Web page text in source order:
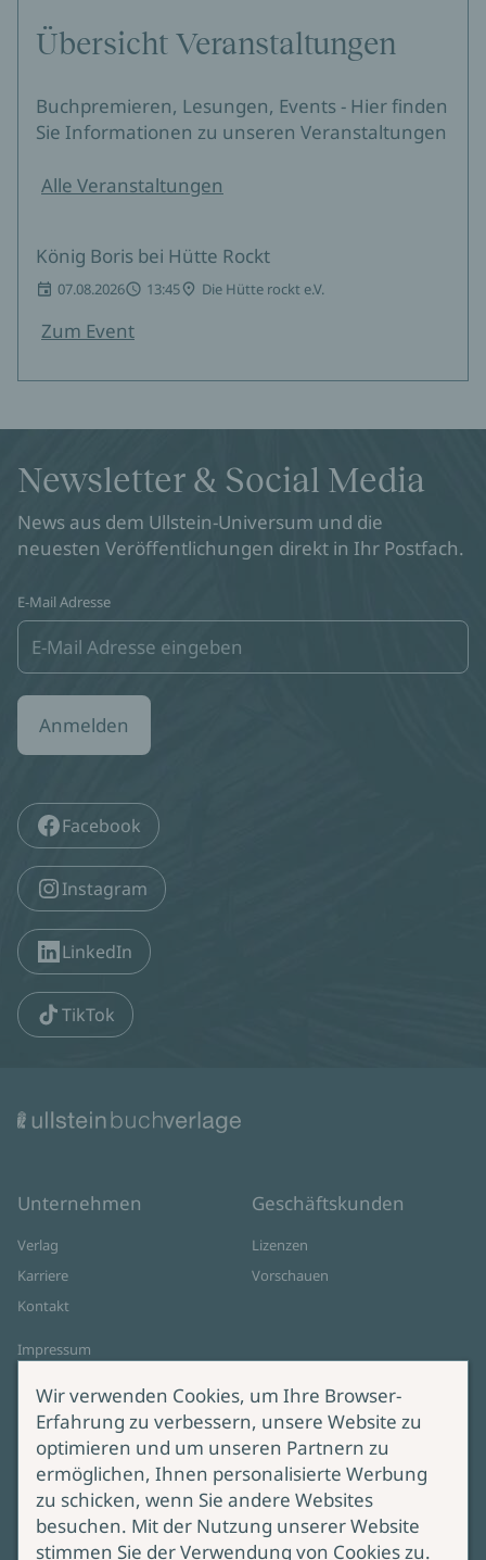
Übersicht Veranstaltungen
Buchpremieren, Lesungen, Events - Hier finden
Sie Informationen zu unseren Veranstaltungen
Alle Veranstaltungen
König Boris bei Hütte Rockt
07.08.2026 13:45 Die Hütte rockt e.V.
Zum Event
Newsletter & Social Media
News aus dem Ullstein-Universum und die
neuesten Veröffentlichungen direkt in Ihr Postfach.
E-Mail Adresse
Anmelden
Facebook
Instagram
LinkedIn
TikTok
Unternehmen
Verlag
Karriere
Kontakt
Impressum
Cookie-Einstellungen
AGB Online Shop
Geschäftskunden
Lizenzen
Vorschauen
Service
Lieferung & Versand
Produktsicherheit
Bei Fragen zur Produktsicherheit
Wir verwenden Cookies, um Ihre Browser-
Erfahrung zu verbessern, unsere Website zu
optimieren und um unseren Partnern zu
ermöglichen, Ihnen personalisierte Werbung
zu schicken, wenn Sie andere Websites
besuchen. Mit der Nutzung unserer Website
stimmen Sie der Verwendung von Cookies zu.